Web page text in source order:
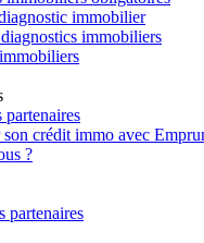
immobilier
immobiliers
partenaires
son crédit immo avec
?
partenaires